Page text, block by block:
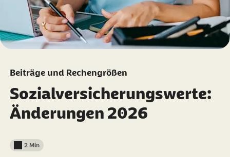
Beiträge und Rechengrößen
Sozialversicherungswerte:
Änderungen 2026
Lesedauer weniger als
2 Min